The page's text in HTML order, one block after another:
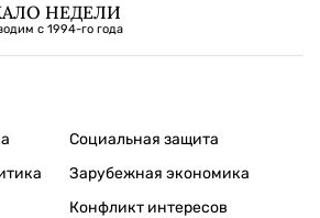
НЕДЕЛИ
с 1994-го года
Социальная защита
Зарубежная экономика
Конфликт интересов